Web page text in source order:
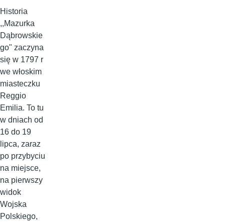
Historia
,,Mazurka
Dąbrowskie
go" zaczyna
się w 1797 r
we włoskim
miasteczku
Reggio
Emilia. To tu
w dniach od
16 do 19
lipca, zaraz
po przybyciu
na miejsce,
na pierwszy
widok
Wojska
Polskiego,